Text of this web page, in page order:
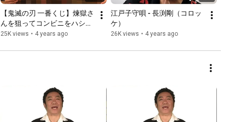
【鬼滅の刃 一番くじ】煉獄さ
んを狙ってコンビニをハシゴ
したらトンデモない結果
【遊郭編】
25K views • 4 years ago
江戸子守唄 - 長渕剛（コロッ
ケ）
26K views • 4 years ago